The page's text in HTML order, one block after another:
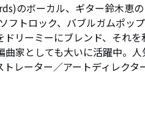
のボーカル、ギター鈴木恵
トロック、バブルガムポッ
リーミーにブレンド、それ
家としても大いに活躍中。
レーター／アートディレクタ